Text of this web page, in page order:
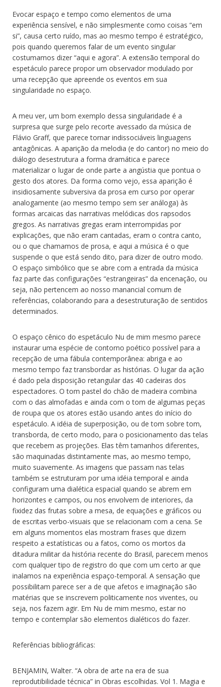
Evocar espaço e tempo como elementos de uma
experiência sensível, e não simplesmente como coisas “em
si”, causa certo ruído, mas ao mesmo tempo é estratégico,
pois quando queremos falar de um evento singular
costumamos dizer “aqui e agora”. A extensão temporal do
espetáculo parece propor um observador modulado por
uma recepção que apreende os eventos em sua
singularidade no espaço.
A meu ver, um bom exemplo dessa singularidade é a
surpresa que surge pelo recorte avessado da música de
Flávio Graff, que parece tornar indissociáveis linguagens
antagônicas. A aparição da melodia (e do cantor) no meio do
diálogo desestrutura a forma dramática e parece
materializar o lugar de onde parte a angústia que pontua o
gesto dos atores. Da forma como vejo, essa aparição é
insidiosamente subversiva da prosa em curso por operar
analogamente (ao mesmo tempo sem ser análoga) às
formas arcaicas das narrativas melódicas dos rapsodos
gregos. As narrativas gregas eram interrompidas por
explicações, que não eram cantadas, eram o contra canto,
ou o que chamamos de prosa, e aqui a música é o que
suspende o que está sendo dito, para dizer de outro modo.
O espaço simbólico que se abre com a entrada da música
faz parte das configurações “estrangeiras” da encenação, ou
seja, não pertencem ao nosso manancial comum de
referências, colaborando para a desestruturação de sentidos
determinados.
O espaço cênico do espetáculo Nu de mim mesmo parece
instaurar uma espécie de contorno poético possível para a
recepção de uma fábula contemporânea: abriga e ao
mesmo tempo faz transbordar as histórias. O lugar da ação
é dado pela disposição retangular das 40 cadeiras dos
espectadores. O tom pastel do chão de madeira combina
com o das almofadas e ainda com o tom de algumas peças
de roupa que os atores estão usando antes do início do
espetáculo. A idéia de superposição, ou de tom sobre tom,
transborda, de certo modo, para o posicionamento das telas
que recebem as projeções. Elas têm tamanhos diferentes,
são maquinadas distintamente mas, ao mesmo tempo,
muito suavemente. As imagens que passam nas telas
também se estruturam por uma idéia temporal e ainda
configuram uma dialética espacial quando se abrem em
horizontes e campos, ou nos envolvem de interiores, da
fixidez das frutas sobre a mesa, de equações e gráficos ou
de escritas verbo-visuais que se relacionam com a cena. Se
em alguns momentos elas mostram frases que dizem
respeito a estatísticas ou a fatos, como os mortos da
ditadura militar da história recente do Brasil, parecem menos
com qualquer tipo de registro do que com um certo ar que
inalamos na experiência espaço-temporal. A sensação que
possibilitam parece ser a de que afetos e imaginação são
matérias que se inscrevem politicamente nos viventes, ou
seja, nos fazem agir. Em Nu de mim mesmo, estar no
tempo e contemplar são elementos dialéticos do fazer.
Referências bibliográficas:
BENJAMIN, Walter. “A obra de arte na era de sua
reprodutibilidade técnica” in Obras escolhidas. Vol 1. Magia e